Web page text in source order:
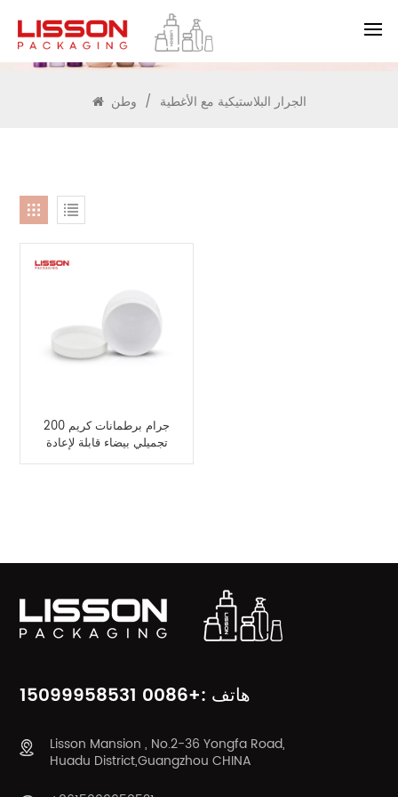
يبحث
/ الجرار البلاستيكية مع الأغطية
200 جرام برطمانات كريم
تجميلي بيضاء قابلة لإعادة
الملء
هاتف :+0086 15099958531
Lisson Mansion , No.2-36 Yongfa Road,
Huadu District,Guangzhou CHINA